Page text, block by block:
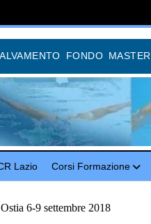
FONDO MASTER
Lazio Corsi Formazione
6-9 settembre 2018